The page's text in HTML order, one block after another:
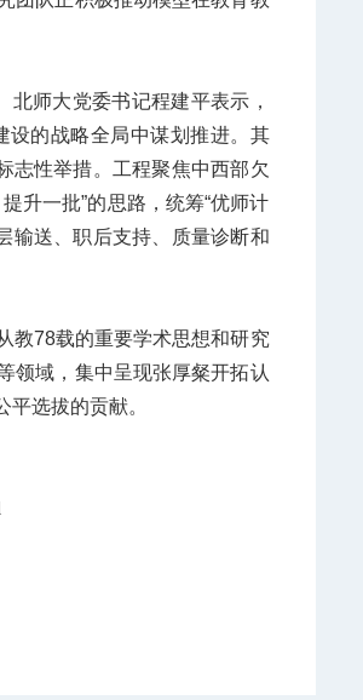
师大党委书记程建平表示，
设的战略全局中谋划推进。其
志性举措。工程聚焦中西部欠
升一批”的思路，统筹“优师计
输送、职后支持、质量诊断和
教78载的重要学术思想和研究
领域，集中呈现张厚粲开拓认
选拔的贡献。